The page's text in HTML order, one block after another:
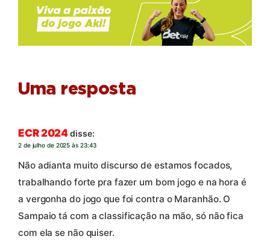
Uma resposta
ECR 2024disse:
2 de julho de 2025 às 23:43
Não adianta muito discurso de estamos focados,
trabalhando forte pra fazer um bom jogo e na hora é
a vergonha do jogo que foi contra o Maranhão. O
Sampaio tá com a classificação na mão, só não fica
com ela se não quiser.